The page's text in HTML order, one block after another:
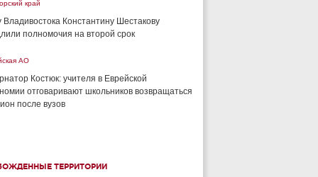
край
Владивостока Константину Шестакову
полномочия на второй срок
АО
Костюк: учителя в Еврейской
отговаривают школьников возвращаться
после вузов
ТЕРРИТОРИИ